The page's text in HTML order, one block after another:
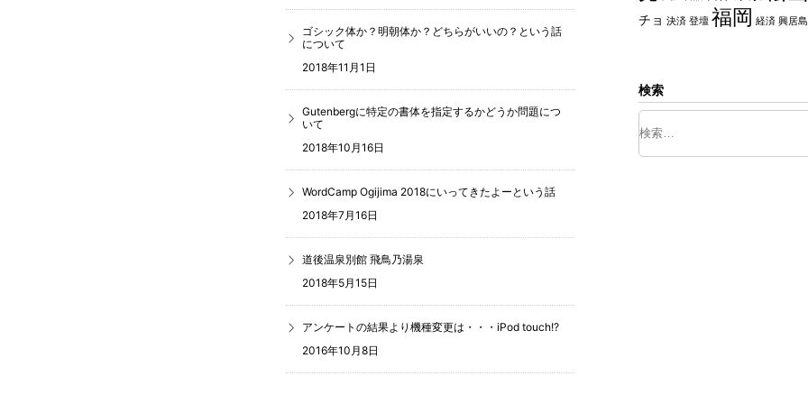
ゴシック体か？明朝体か？どちらがいいの？という話
について
2018年11月1日
Gutenbergに特定の書体を指定するかどうか問題につ
いて
2018年10月16日
WordCamp Ogijima 2018にいってきたよーという話
2018年7月16日
道後温泉別館 飛鳥乃湯泉
2018年5月15日
アンケートの結果より機種変更は・・・iPod touch!?
2016年10月8日
チョ 決済 登壇 福岡 経済 興居島
検索